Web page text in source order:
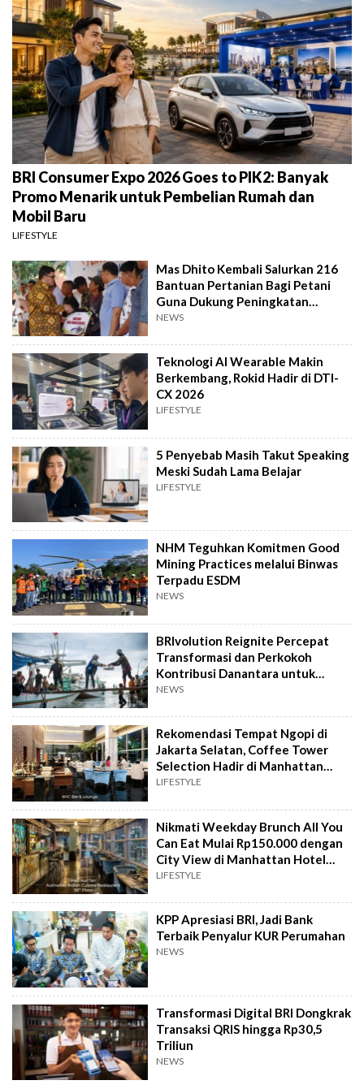
BRI Consumer Expo 2026 Goes to PIK2: Banyak
Promo Menarik untuk Pembelian Rumah dan
Mobil Baru
LIFESTYLE
Mas Dhito Kembali Salurkan 216
Bantuan Pertanian Bagi Petani
Guna Dukung Peningkatan
Produksi
NEWS
Teknologi AI Wearable Makin
Berkembang, Rokid Hadir di DTI-
CX 2026
LIFESTYLE
5 Penyebab Masih Takut Speaking
Meski Sudah Lama Belajar
LIFESTYLE
NHM Teguhkan Komitmen Good
Mining Practices melalui Binwas
Terpadu ESDM
NEWS
BRIvolution Reignite Percepat
Transformasi dan Perkokoh
Kontribusi Danantara untuk
Ekonomi Nasional
NEWS
Rekomendasi Tempat Ngopi di
Jakarta Selatan, Coffee Tower
Selection Hadir di Manhattan
Hotel Jakarta
LIFESTYLE
Nikmati Weekday Brunch All You
Can Eat Mulai Rp150.000 dengan
City View di Manhattan Hotel
Jakarta
LIFESTYLE
KPP Apresiasi BRI, Jadi Bank
Terbaik Penyalur KUR Perumahan
NEWS
Transformasi Digital BRI Dongkrak
Transaksi QRIS hingga Rp30,5
Triliun
NEWS